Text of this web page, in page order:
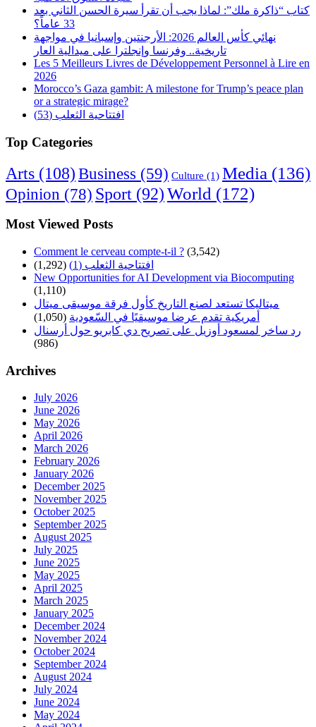
كتاب “ذاكرة ملك”: لماذا يجب أن تقرأ سيرة الحسن الثاني بعد
33 عاماً؟
نهائي كأس العالم 2026: الأرجنتين وإسبانيا في مواجهة
تاريخية.. وفرنسا وإنجلترا على ميدالية العار
Les 5 Meilleurs Livres de Développement Personnel à Lire en
2026
Morocco’s Gaza gambit: A milestone for Trump’s peace plan
or a strategic mirage?
افتتاحية الثعلب (53)
Top Categories
Arts (108) Business (59) Culture (1) Media (136)
Opinion (78) Sport (92)World (172)
Most Viewed Posts
Comment le cerveau compte-t-il ? (3,542)
افتتاحية الثعلب (1)
(1,292)
New Opportunities for AI Development via Biocomputing
(1,110)
ميتاليكا تستعد لصنع التاريخ كأول فرقة موسيقى ميتال
أمريكية تقدم عرضا موسيقيًا في السّعودية (1,050)
رد ساخر لمسعود أوزيل على تصريح دي كابريو حول أرسنال
(986)
Archives
July 2026
June 2026
May 2026
April 2026
March 2026
February 2026
January 2026
December 2025
November 2025
October 2025
September 2025
August 2025
July 2025
June 2025
May 2025
April 2025
March 2025
January 2025
December 2024
November 2024
October 2024
September 2024
August 2024
July 2024
June 2024
May 2024